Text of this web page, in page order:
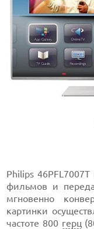
Philips
фильмов и
мгновенно
картинки
частоте 800 герц